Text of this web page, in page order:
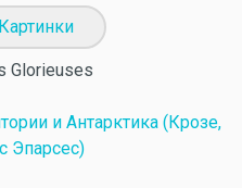
Картинки
Glorieuses
и Антарктика (Крозе,
Эпарсес)